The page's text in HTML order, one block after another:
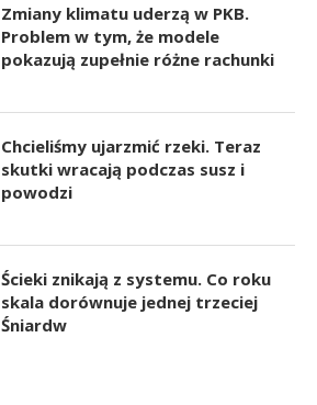
Zmiany klimatu uderzą w PKB.
Problem w tym, że modele
pokazują zupełnie różne rachunki
Chcieliśmy ujarzmić rzeki. Teraz
skutki wracają podczas susz i
powodzi
Ścieki znikają z systemu. Co roku
skala dorównuje jednej trzeciej
Śniardw